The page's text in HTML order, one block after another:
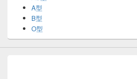
A型
B型
O型